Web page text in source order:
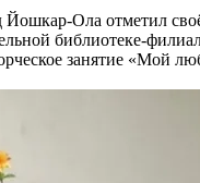
Йошкар-Ола отметил
библиотеке-
занятие «Мой